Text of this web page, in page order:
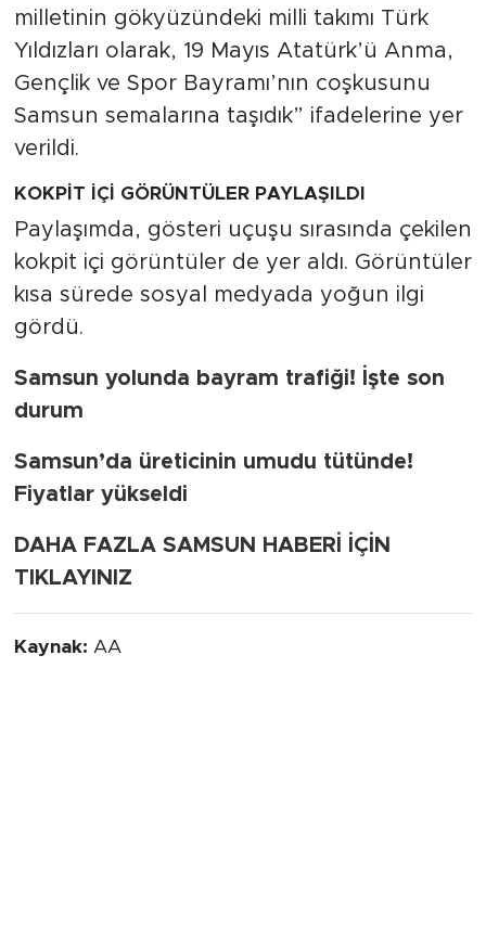
milletinin gökyüzündeki milli takımı Türk
Yıldızları olarak, 19 Mayıs Atatürk’ü Anma,
Gençlik ve Spor Bayramı’nın coşkusunu
Samsun semalarına taşıdık” ifadelerine yer
verildi.
KOKPİT İÇİ GÖRÜNTÜLER PAYLAŞILDI
Paylaşımda, gösteri uçuşu sırasında çekilen
kokpit içi görüntüler de yer aldı. Görüntüler
kısa sürede sosyal medyada yoğun ilgi
gördü.
Samsun yolunda bayram trafiği! İşte son
durum
Samsun’da üreticinin umudu tütünde!
Fiyatlar yükseldi
DAHA FAZLA SAMSUN HABERİ İÇİN
TIKLAYINIZ
Kaynak: AA